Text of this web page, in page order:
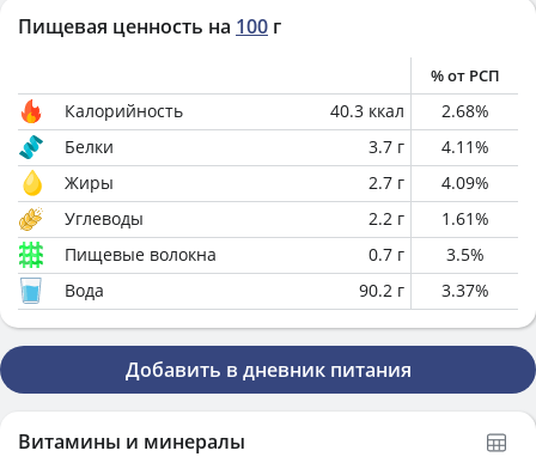
Пищевая ценность на 100 г
% от РСП
Калорийность 40.3 ккал 2.68%
Белки
3.7 г 4.11%
Жиры
2.7 г 4.09%
Углеводы
2.2 г 1.61%
Пищевые волокна
0.7 г 3.5%
Вода
90.2 г 3.37%
Добавить в дневник питания
Витамины и минералы